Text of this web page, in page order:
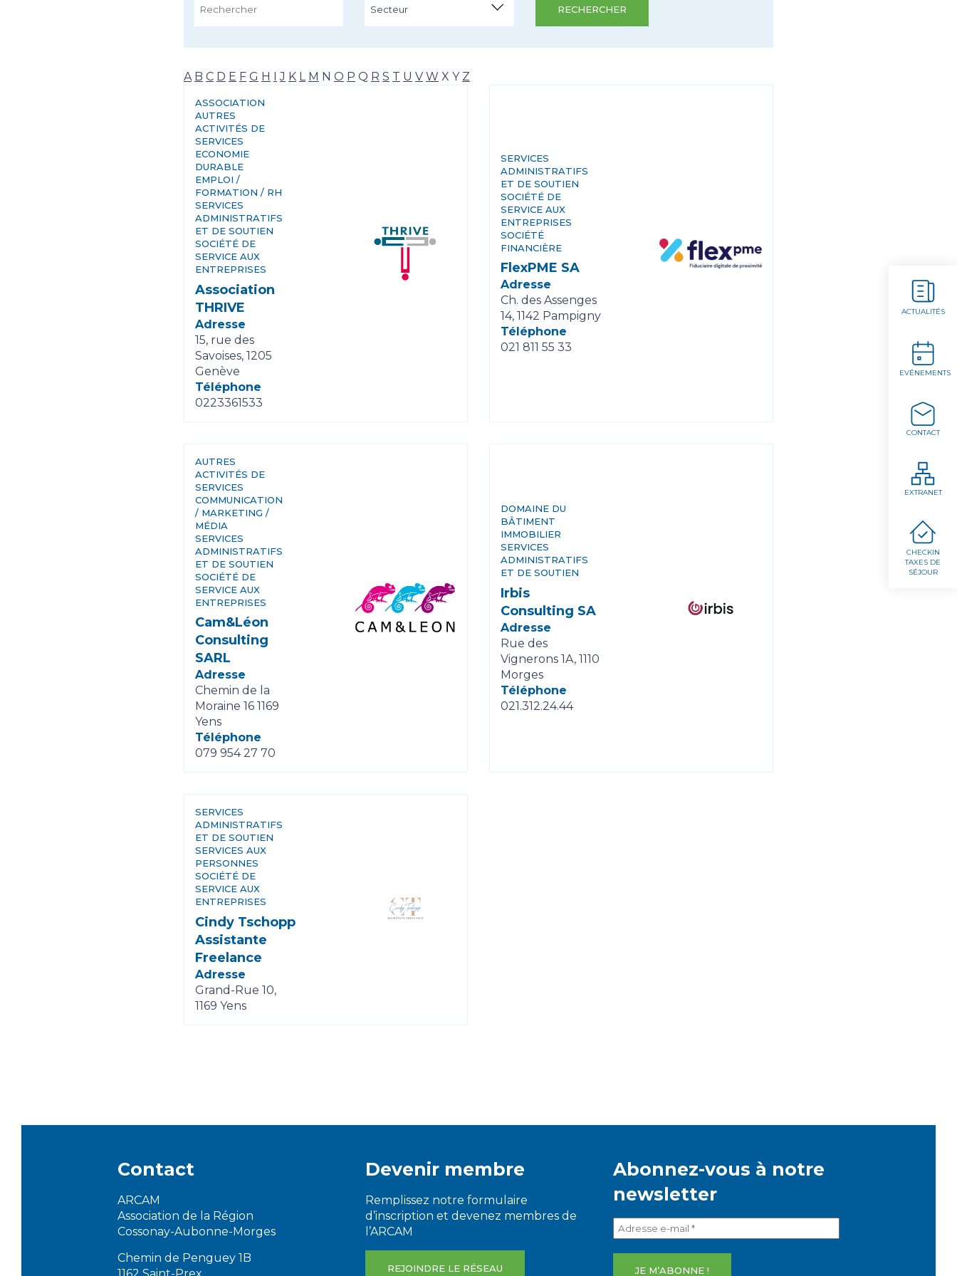
ACTUALITÉS
EVÉNEMENTS
CONTACT
EXTRANET
CHECKIN
TAXES DE
SÉJOUR
Secteur RECHERCHER
A B C D E F G H I J K L M N O P Q R S T U V W X Y Z
ASSOCIATION
AUTRES
ACTIVITÉS DE
SERVICES
ECONOMIE
DURABLE
EMPLOI /
FORMATION / RH
SERVICES
ADMINISTRATIFS
ET DE SOUTIEN
SOCIÉTÉ DE
SERVICE AUX
ENTREPRISES
Association
THRIVE
Adresse
15, rue des
Savoises, 1205
Genève
Téléphone
0223361533
SERVICES
ADMINISTRATIFS
ET DE SOUTIEN
SOCIÉTÉ DE
SERVICE AUX
ENTREPRISES
SOCIÉTÉ
FINANCIÈRE
FlexPME SA
Adresse
Ch. des Assenges
14, 1142 Pampigny
Téléphone
021 811 55 33
AUTRES
ACTIVITÉS DE
SERVICES
COMMUNICATION
/ MARKETING /
MÉDIA
SERVICES
ADMINISTRATIFS
ET DE SOUTIEN
SOCIÉTÉ DE
SERVICE AUX
ENTREPRISES
Cam&Léon
Consulting
SARL
Adresse
Chemin de la
Moraine 16 1169
Yens
Téléphone
079 954 27 70
DOMAINE DU
BÂTIMENT
IMMOBILIER
SERVICES
ADMINISTRATIFS
ET DE SOUTIEN
Irbis
Consulting SA
Adresse
Rue des
Vignerons 1A, 1110
Morges
Téléphone
021.312.24.44
SERVICES
ADMINISTRATIFS
ET DE SOUTIEN
SERVICES AUX
PERSONNES
SOCIÉTÉ DE
SERVICE AUX
ENTREPRISES
Cindy Tschopp
Assistante
Freelance
Adresse
Grand-Rue 10,
1169 Yens
Contact
ARCAM
Association de la Région
Cossonay-Aubonne-Morges
Chemin de Penguey 1B
1162 Saint-Prex
Devenir membre
Remplissez notre formulaire
d’inscription et devenez membres de
l’ARCAM
REJOINDRE LE RÉSEAU
Abonnez-vous à notre
newsletter